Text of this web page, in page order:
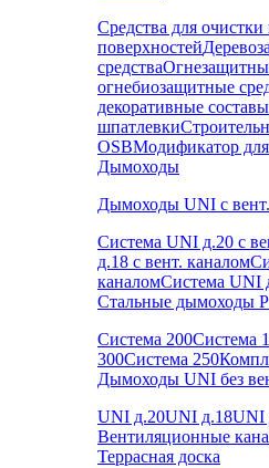
Средства для
поверхностей
средства
огнебиозащитные
декоративные составы
шпатлевки
OSBМодификатор для
Дымоходы
Дымоходы UNI с
Система UNI д.20 с
д.18 с вент. каналом
каналомСистема UNI
Стальные дымоходы
Система 200Система
300Система 250
Дымоходы UNI без
UNI д.20UNI д.18UNI
Вентиляционные
Террасная доска